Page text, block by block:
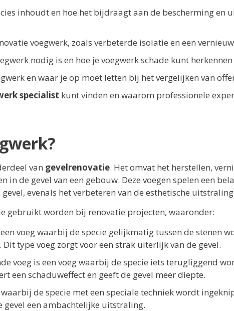
inhoudt en hoe het bijdraagt aan de bescherming en
voegwerk, zoals verbeterde isolatie en een
nodig is en hoe je voegwerk schade kunt
en waar je op moet letten bij het vergelijken van
specialist kunt vinden en waarom professionele
van gevelrenovatie. Het omvat het herstellen,
in de gevel van een gebouw. Deze voegen spelen een
evenals het verbeteren van de esthetische
gebruikt worden bij renovatie projecten, waaronder:
voeg waarbij de specie gelijkmatig tussen de stenen
type voeg zorgt voor een strak uiterlijk van de gevel.
voeg is een voeg waarbij de specie iets terugliggend
een schaduweffect en geeft de gevel meer diepte.
waarbij de specie met een speciale techniek wordt
gevel een ambachtelijke uitstraling.